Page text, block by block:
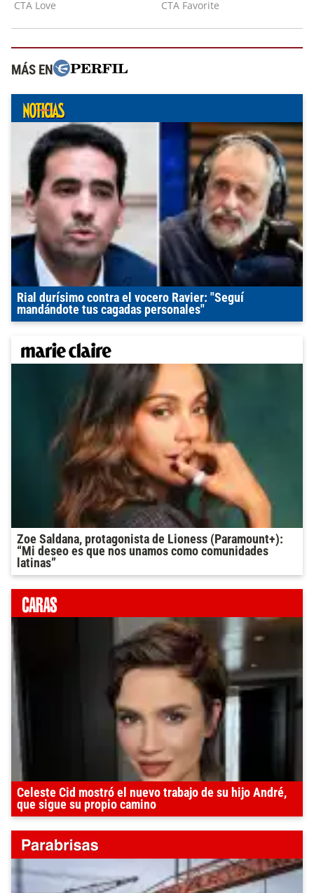
MÁS EN
Rial durísimo contra el vocero Ravier: "Seguí
mandándote tus cagadas personales"
Zoe Saldana, protagonista de Lioness (Paramount+):
“Mi deseo es que nos unamos como comunidades
latinas”
Celeste Cid mostró el nuevo trabajo de su hijo André,
que sigue su propio camino